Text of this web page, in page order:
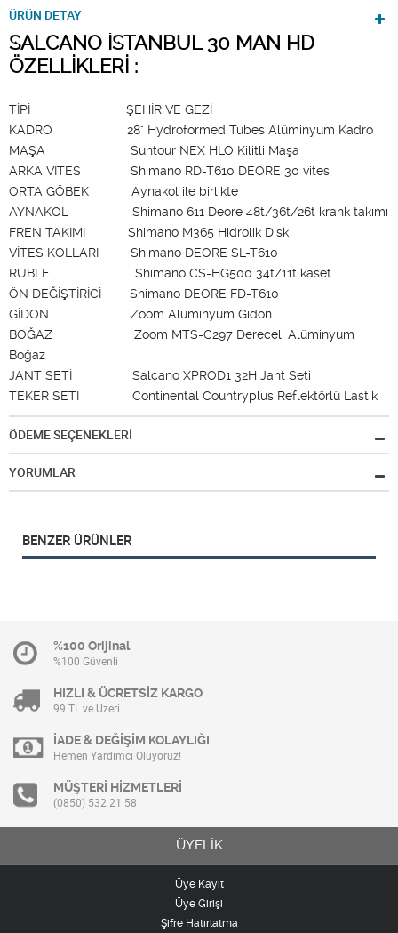
ÜRÜN DETAY
SALCANO İSTANBUL 30 MAN HD
ÖZELLİKLERİ :
TİPİ ŞEHİR VE GEZİ
KADRO 28" Hydroformed Tubes Alüminyum Kadro
MAŞA Suntour NEX HLO Kilitli Maşa
ARKA VİTES Shimano RD-T610 DEORE 30 vites
ORTA GÖBEK Aynakol ile birlikte
AYNAKOL Shimano 611 Deore 48t/36t/26t krank takımı
FREN TAKIMI Shimano M365 Hidrolik Disk
VİTES KOLLARI Shimano DEORE SL-T610
RUBLE Shimano CS-HG500 34t/11t kaset
ÖN DEĞİŞTİRİCİ Shimano DEORE FD-T610
GİDON Zoom Alüminyum Gidon
BOĞAZ Zoom MTS-C297 Dereceli Alüminyum
Boğaz
JANT SETİ Salcano XPROD1 32H Jant Seti
TEKER SETİ Continental Countryplus Reflektörlü Lastik
ÖDEME SEÇENEKLERİ
YORUMLAR
BENZER ÜRÜNLER
%100 Orijinal
%100 Güvenli
HIZLI & ÜCRETSİZ KARGO
99 TL ve Üzeri
İADE & DEĞİŞİM KOLAYLIĞI
Hemen Yardımcı Oluyoruz!
MÜŞTERİ HİZMETLERİ
(0850) 532 21 58
ÜYELİK
Üye Kayıt
Üye Girişi
Şifre Hatırlatma